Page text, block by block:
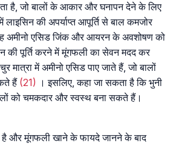
है, जो बालों के आकार और घनापन देने के लिए
लाइसिन की अपर्याप्त आपूर्ति से बाल कमजोर
एसिड जिंक और आयरन के अवशोषण को
की पूर्ति करने में मूंगफली का सेवन मदद कर
मात्रा में अमीनो एसिड पाए जाते हैं, जो बालों
हैं (21) । इसलिए, कहा जा सकता है कि भुनी
को चमकदार और स्वस्थ बना सकते हैं।
है और मूंगफली खाने के फायदे जानने के बाद